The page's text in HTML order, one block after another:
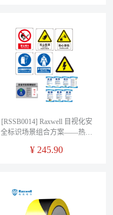
[RSSB0014] Raxwell 目视化安
全标识场景组合方案——热加
¥ 245.90